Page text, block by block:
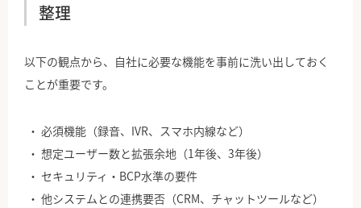
整理
以下の観点から、自社に必要な機能を事前に洗い出しておく
ことが重要です。
必須機能（録音、IVR、スマホ内線など）
想定ユーザー数と拡張余地（1年後、3年後）
セキュリティ・BCP水準の要件
他システムとの連携要否（CRM、チャットツールなど）